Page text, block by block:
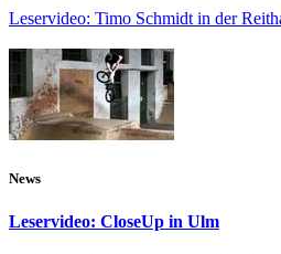
Leservideo: Timo Schmidt in der
News
Leservideo: CloseUp in Ulm